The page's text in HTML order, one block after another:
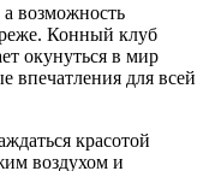
возможность
реже. Конный клуб
окунуться в мир
впечатления для всей
красотой
воздухом и